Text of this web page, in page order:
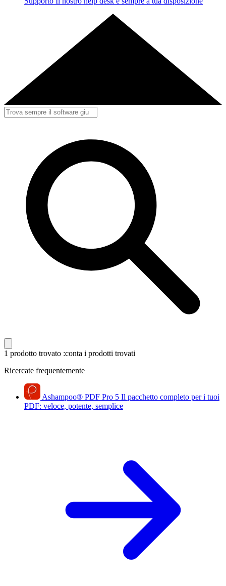
1 prodotto trovato :conta i prodotti trovati
Ricercate frequentemente
Ashampoo® PDF Pro 5 Il pacchetto completo per i tuoi
PDF: veloce, potente, semplice